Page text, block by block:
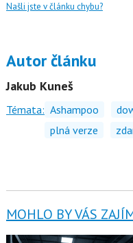
Našli jste v článku chybu?
Autor článku
Jakub Kuneš
Témata: Ashampoo
plná verze
MOHLO BY VÁS